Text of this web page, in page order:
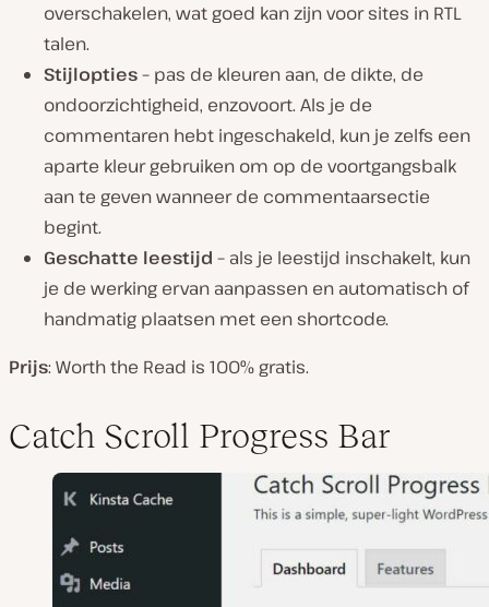
overschakelen, wat goed kan zijn voor sites in RTL
talen.
Stijlopties – pas de kleuren aan, de dikte, de
ondoorzichtigheid, enzovoort. Als je de
commentaren hebt ingeschakeld, kun je zelfs een
aparte kleur gebruiken om op de voortgangsbalk
aan te geven wanneer de commentaarsectie
begint.
Geschatte leestijd – als je leestijd inschakelt, kun
je de werking ervan aanpassen en automatisch of
handmatig plaatsen met een shortcode.
Prijs: Worth the Read is 100% gratis.
Catch Scroll Progress Bar